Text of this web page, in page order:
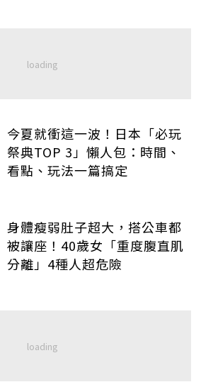
今夏就衝這一波！日本「必玩
祭典TOP 3」懶人包：時間、
看點、玩法一篇搞定
身體瘦弱肚子超大，搭公車都
被讓座！40歲女「重度腹直肌
分離」4種人超危險